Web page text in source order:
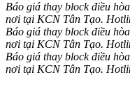
Báo giá thay block điều
nơi tại KCN Tân Tạo.
Báo giá thay block điều
nơi tại KCN Tân Tạo.
Báo giá thay block điều
nơi tại KCN Tân Tạo.